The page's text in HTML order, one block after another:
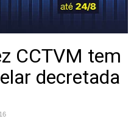
CCTVM tem
decretada